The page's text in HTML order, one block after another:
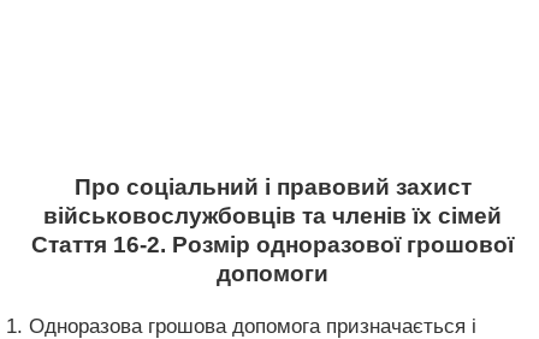
Про соціальний і правовий захист
військовослужбовців та членів їх сімей
Стаття 16-2. Розмір одноразової грошової
допомоги
1. Одноразова грошова допомога призначається і